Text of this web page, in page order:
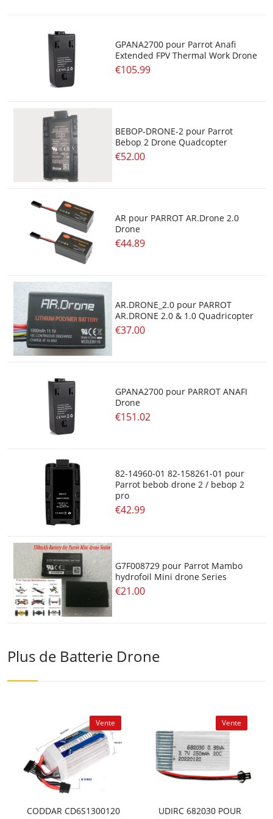
GPANA2700 pour Parrot Anafi
Extended FPV Thermal Work Drone
€105.99
BEBOP-DRONE-2 pour Parrot
Bebop 2 Drone Quadcopter
€52.00
AR pour PARROT AR.Drone 2.0
Drone
€44.89
AR.DRONE_2.0 pour PARROT
AR.DRONE 2.0 & 1.0 Quadricopter
€37.00
GPANA2700 pour PARROT ANAFI
Drone
€151.02
82-14960-01 82-158261-01 pour
Parrot bebob drone 2 / bebop 2
pro
€42.99
G7F008729 pour Parrot Mambo
hydrofoil Mini drone Series
€21.00
Plus de Batterie Drone
Vente
CODDAR CD6S1300120
Vente
UDIRC 682030 POUR